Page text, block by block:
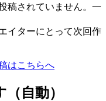
稿されていません。一
イターにとって次回作
はこちらへ
自動）